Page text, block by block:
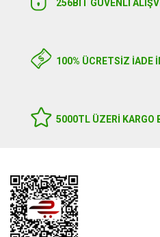
256BIT GÜVENLİ
100% ÜCRETSİZ İADE
5000TL ÜZERI KARGO